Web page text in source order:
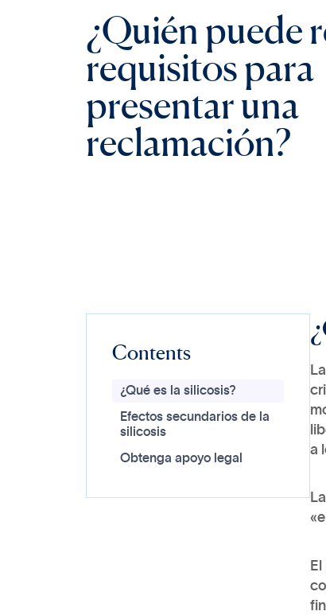
¿Quiénpueder
requisitospara
presentaruna
reclamación?
Contents
¿Qué es la silicosis?
Efectos secundarios de la
silicosis
Obtenga apoyo legal
a